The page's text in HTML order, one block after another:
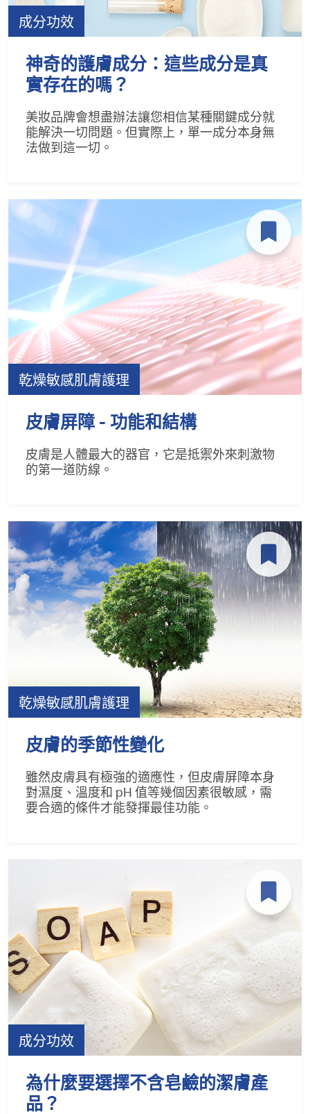
成分功效
神奇的護膚成分：這些成分是真
實存在的嗎？
美妝品牌會想盡辦法讓您相信某種關鍵成分就
能解決一切問題。但實際上，單一成分本身無
法做到這一切。
乾燥敏感肌膚護理
皮膚屏障 - 功能和結構
皮膚是人體最大的器官，它是抵禦外來刺激物
的第一道防線。
乾燥敏感肌膚護理
皮膚的季節性變化
雖然皮膚具有極強的適應性，但皮膚屏障本身
對濕度、溫度和 pH 值等幾個因素很敏感，需
要合適的條件才能發揮最佳功能。
成分功效
為什麼要選擇不含皂鹼的潔膚產
品？